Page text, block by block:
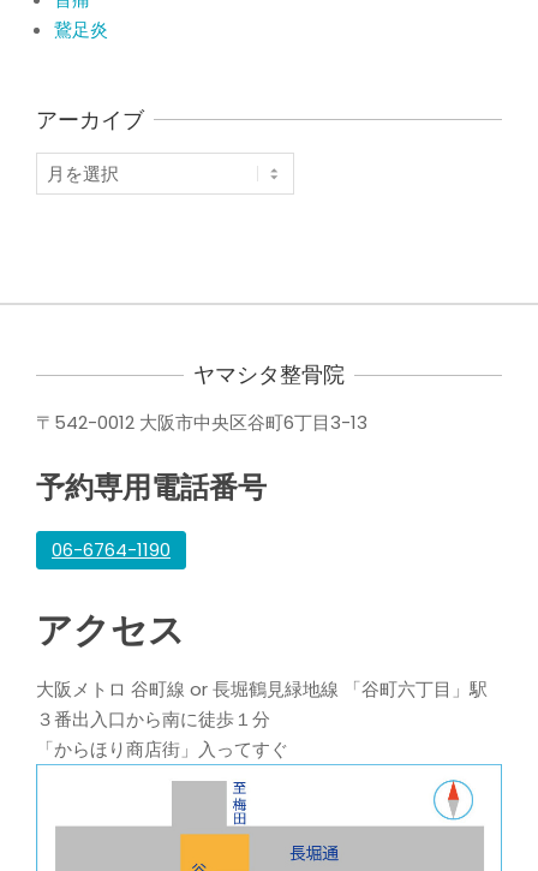
鵞足炎
アーカイブ
ア
ー
ヤマシタ整骨院
〒542-0012 大阪市中央区谷町6丁目3-13
予約専用電話番号
06-6764-1190
アクセス
大阪メトロ 谷町線 or 長堀鶴見緑地線 「谷町六丁目」駅
３番出入口から南に徒歩１分
「からほり商店街」入ってすぐ